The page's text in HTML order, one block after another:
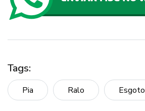
Tags:
Pia Ralo Esgoto